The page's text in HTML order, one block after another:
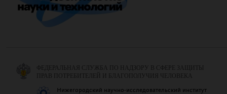
ФЕДЕРАЛЬНАЯ СЛУЖБА ПО НАДЗОРУ В СФЕРЕ ЗАЩИТЫ
ПРАВ ПОТРЕБИТЕЛЕЙ И БЛАГОПОЛУЧИЯ ЧЕЛОВЕКА
Нижегородский научно-исследовательский институт